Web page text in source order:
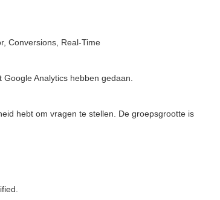
Conversions, Real-Time
Analytics hebben gedaan.
hebt om vragen te stellen. De groepsgrootte is